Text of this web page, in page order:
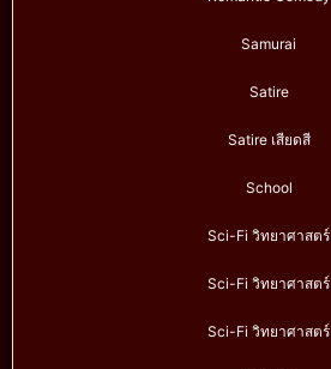
Samurai
Satire
Satire เสียดสี
School
Sci-Fi วิทยาศาสตร์
Sci-Fi วิทยาศาสตร์
Sci-Fi วิทยาศาสตร์